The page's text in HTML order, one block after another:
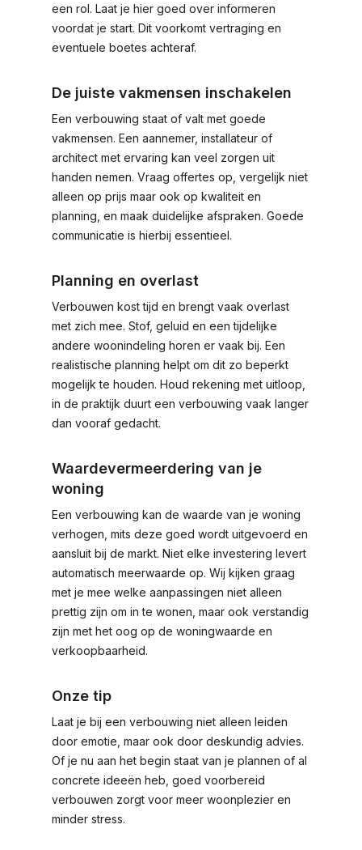
een rol. Laat je hier goed over informeren
voordat je start. Dit voorkomt vertraging en
eventuele boetes achteraf.
De juiste vakmensen inschakelen
Een verbouwing staat of valt met goede
vakmensen. Een aannemer, installateur of
architect met ervaring kan veel zorgen uit
handen nemen. Vraag offertes op, vergelijk niet
alleen op prijs maar ook op kwaliteit en
planning, en maak duidelijke afspraken. Goede
communicatie is hierbij essentieel.
Planning en overlast
Verbouwen kost tijd en brengt vaak overlast
met zich mee. Stof, geluid en een tijdelijke
andere woonindeling horen er vaak bij. Een
realistische planning helpt om dit zo beperkt
mogelijk te houden. Houd rekening met uitloop,
in de praktijk duurt een verbouwing vaak langer
dan vooraf gedacht.
Waardevermeerdering van je
woning
Een verbouwing kan de waarde van je woning
verhogen, mits deze goed wordt uitgevoerd en
aansluit bij de markt. Niet elke investering levert
automatisch meerwaarde op. Wij kijken graag
met je mee welke aanpassingen niet alleen
prettig zijn om in te wonen, maar ook verstandig
zijn met het oog op de woningwaarde en
verkoopbaarheid.
Onze tip
Laat je bij een verbouwing niet alleen leiden
door emotie, maar ook door deskundig advies.
Of je nu aan het begin staat van je plannen of al
concrete ideeën heb, goed voorbereid
verbouwen zorgt voor meer woonplezier en
minder stress.